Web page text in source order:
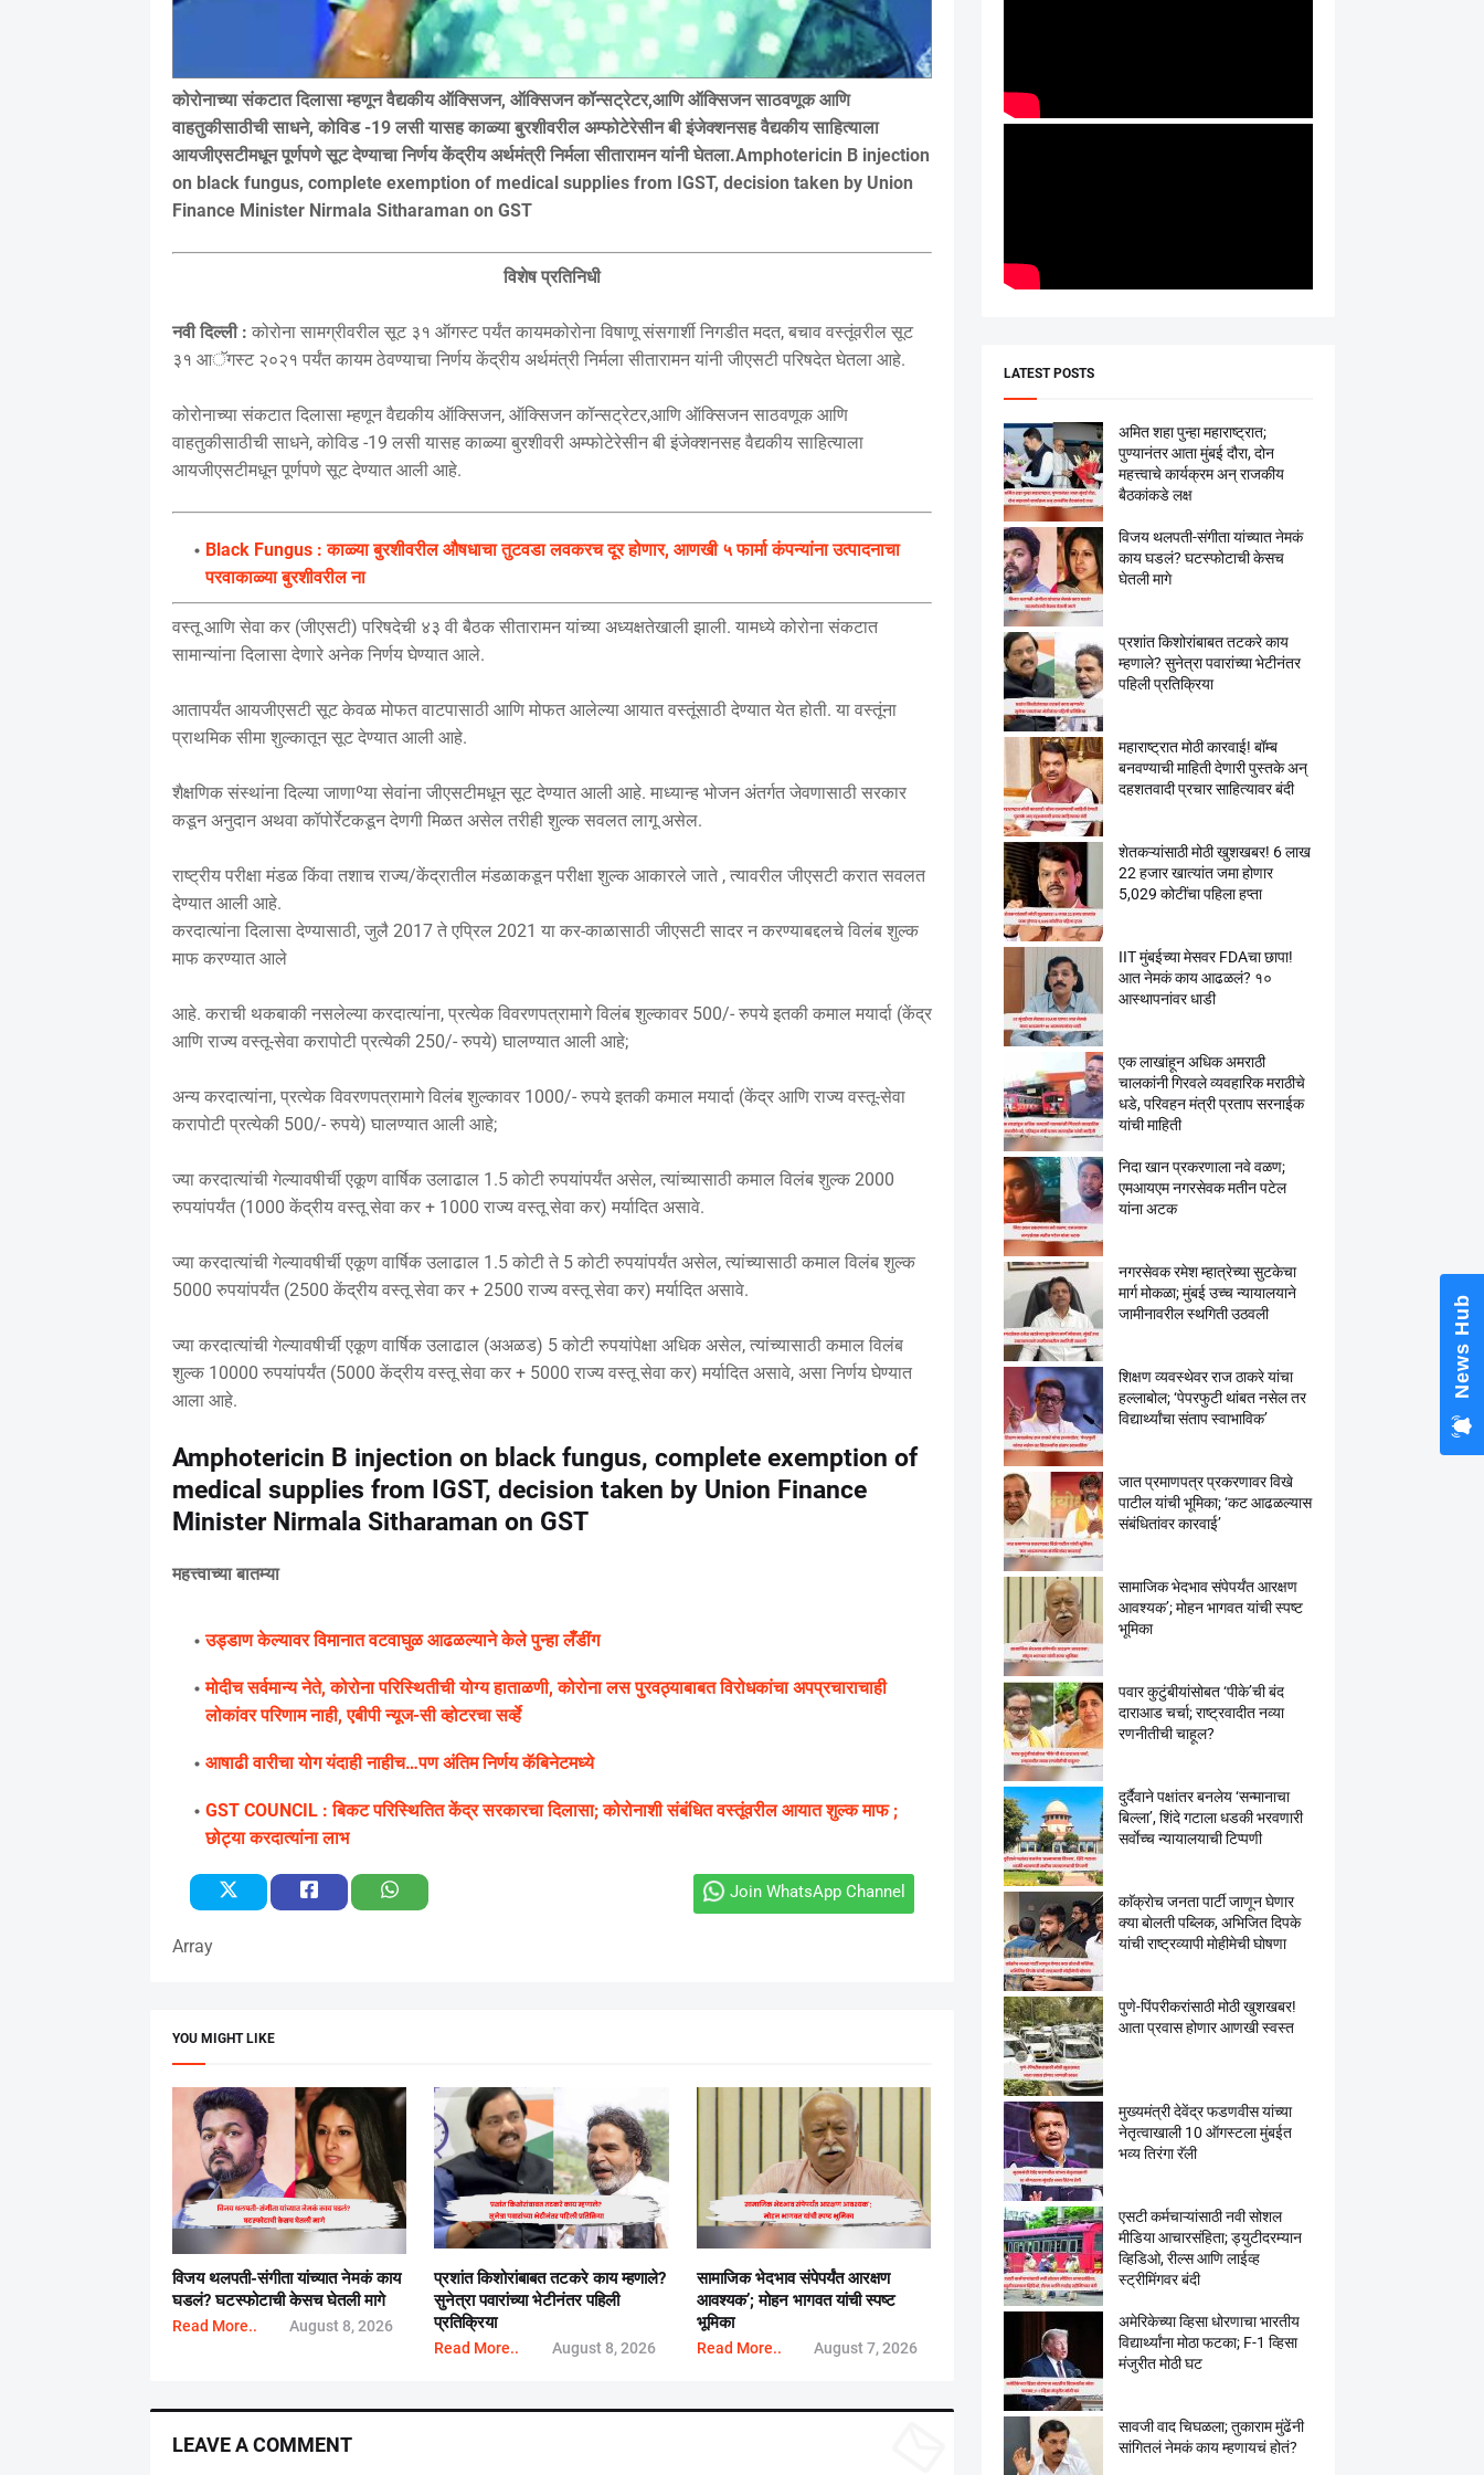
कोरोनाच्या संकटात दिलासा म्हणून वैद्यकीय ऑक्सिजन, ऑक्सिजन कॉन्सट्रेटर,आणि ऑक्सिजन साठवणूक आणि
वाहतुकीसाठीची साधने, कोविड -19 लसी यासह काळ्या बुरशीवरील अम्फोटेरेसीन बी इंजेक्शनसह वैद्यकीय साहित्याला
आयजीएसटीमधून पूर्णपणे सूट देण्याचा निर्णय केंद्रीय अर्थमंत्री निर्मला सीतारामन यांनी घेतला.Amphotericin B injection
on black fungus, complete exemption of medical supplies from IGST, decision taken by Union
Finance Minister Nirmala Sitharaman on GST
विशेष प्रतिनिधी
नवी दिल्ली : कोरोना सामग्रीवरील सूट ३१ ऑगस्ट पर्यंत कायमकोरोना विषाणू संसगार्शी निगडीत मदत, बचाव वस्तूंवरील सूट
३१ आॅगस्ट २०२१ पर्यंत कायम ठेवण्याचा निर्णय केंद्रीय अर्थमंत्री निर्मला सीतारामन यांनी जीएसटी परिषदेत घेतला आहे.
कोरोनाच्या संकटात दिलासा म्हणून वैद्यकीय ऑक्सिजन, ऑक्सिजन कॉन्सट्रेटर,आणि ऑक्सिजन साठवणूक आणि
वाहतुकीसाठीची साधने, कोविड -19 लसी यासह काळ्या बुरशीवरी अम्फोटेरेसीन बी इंजेक्शनसह वैद्यकीय साहित्याला
आयजीएसटीमधून पूर्णपणे सूट देण्यात आली आहे.
Black Fungus : काळ्या बुरशीवरील औषधाचा तुटवडा लवकरच दूर होणार, आणखी ५ फार्मा कंपन्यांना उत्पादनाचा
परवाकाळ्या बुरशीवरील ना
वस्तू आणि सेवा कर (जीएसटी) परिषदेची ४३ वी बैठक सीतारामन यांच्या अध्यक्षतेखाली झाली. यामध्ये कोरोना संकटात
सामान्यांना दिलासा देणारे अनेक निर्णय घेण्यात आले.
आतापर्यंत आयजीएसटी सूट केवळ मोफत वाटपासाठी आणि मोफत आलेल्या आयात वस्तूंसाठी देण्यात येत होती. या वस्तूंना
प्राथमिक सीमा शुल्कातून सूट देण्यात आली आहे.
शैक्षणिक संस्थांना दिल्या जाणाºया सेवांना जीएसटीमधून सूट देण्यात आली आहे. माध्यान्ह भोजन अंतर्गत जेवणासाठी सरकार
कडून अनुदान अथवा कॉपोर्रेटकडून देणगी मिळत असेल तरीही शुल्क सवलत लागू असेल.
राष्ट्रीय परीक्षा मंडळ किंवा तशाच राज्य/केंद्रातील मंडळाकडून परीक्षा शुल्क आकारले जाते , त्यावरील जीएसटी करात सवलत
देण्यात आली आहे.
करदात्यांना दिलासा देण्यासाठी, जुलै 2017 ते एप्रिल 2021 या कर-काळासाठी जीएसटी सादर न करण्याबद्दलचे विलंब शुल्क
माफ करण्यात आले
आहे. कराची थकबाकी नसलेल्या करदात्यांना, प्रत्येक विवरणपत्रामागे विलंब शुल्कावर 500/- रुपये इतकी कमाल मयार्दा (केंद्र
आणि राज्य वस्तू-सेवा करापोटी प्रत्येकी 250/- रुपये) घालण्यात आली आहे;
अन्य करदात्यांना, प्रत्येक विवरणपत्रामागे विलंब शुल्कावर 1000/- रुपये इतकी कमाल मयार्दा (केंद्र आणि राज्य वस्तू-सेवा
करापोटी प्रत्येकी 500/- रुपये) घालण्यात आली आहे;
ज्या करदात्यांची गेल्यावषीर्ची एकूण वार्षिक उलाढाल 1.5 कोटी रुपयांपर्यंत असेल, त्यांच्यासाठी कमाल विलंब शुल्क 2000
रुपयांपर्यंत (1000 केंद्रीय वस्तू सेवा कर + 1000 राज्य वस्तू सेवा कर) मर्यादित असावे.
ज्या करदात्यांची गेल्यावषीर्ची एकूण वार्षिक उलाढाल 1.5 कोटी ते 5 कोटी रुपयांपर्यंत असेल, त्यांच्यासाठी कमाल विलंब शुल्क
5000 रुपयांपर्यंत (2500 केंद्रीय वस्तू सेवा कर + 2500 राज्य वस्तू सेवा कर) मर्यादित असावे.
ज्या करदात्यांची गेल्यावषीर्ची एकूण वार्षिक उलाढाल (अअळड) 5 कोटी रुपयांपेक्षा अधिक असेल, त्यांच्यासाठी कमाल विलंब
शुल्क 10000 रुपयांपर्यंत (5000 केंद्रीय वस्तू सेवा कर + 5000 राज्य वस्तू सेवा कर) मर्यादित असावे, असा निर्णय घेण्यात
आला आहे.
Amphotericin B injection on black fungus, complete exemption of
medical supplies from IGST, decision taken by Union Finance
Minister Nirmala Sitharaman on GST
महत्त्वाच्या बातम्या
उड्डाण केल्यावर विमानात वटवाघुळ आढळल्याने केले पुन्हा लॅँडींग
मोदीच सर्वमान्य नेते, कोरोना परिस्थितीची योग्य हाताळणी, कोरोना लस पुरवठ्याबाबत विरोधकांचा अपप्रचाराचाही
लोकांवर परिणाम नाही, एबीपी न्यूज-सी व्होटरचा सर्व्हे
आषाढी वारीचा योग यंदाही नाहीच…पण अंतिम निर्णय कॅबिनेटमध्ये
GST COUNCIL : बिकट परिस्थितित केंद्र सरकारचा दिलासा; कोरोनाशी संबंधित वस्तूंवरील आयात शुल्क माफ ;
छोट्या करदात्यांना लाभ
Join WhatsApp Channel
Array
YOU MIGHT LIKE
विजय थलपती-संगीता यांच्यात नेमकं काय
घडलं? घटस्फोटाची केसच घेतली मागे
Read More.. August 8, 2026
प्रशांत किशोरांबाबत तटकरे काय म्हणाले?
सुनेत्रा पवारांच्या भेटीनंतर पहिली
प्रतिक्रिया
Read More.. August 8, 2026
सामाजिक भेदभाव संपेपर्यंत आरक्षण
आवश्यक’; मोहन भागवत यांची स्पष्ट
भूमिका
Read More.. August 7, 2026
LEAVE A COMMENT
LATEST POSTS
अमित शहा पुन्हा महाराष्ट्रात;
पुण्यानंतर आता मुंबई दौरा, दोन
महत्त्वाचे कार्यक्रम अन् राजकीय
बैठकांकडे लक्ष
विजय थलपती-संगीता यांच्यात नेमकं
काय घडलं? घटस्फोटाची केसच
घेतली मागे
प्रशांत किशोरांबाबत तटकरे काय
म्हणाले? सुनेत्रा पवारांच्या भेटीनंतर
पहिली प्रतिक्रिया
महाराष्ट्रात मोठी कारवाई! बॉम्ब
बनवण्याची माहिती देणारी पुस्तके अन्
दहशतवादी प्रचार साहित्यावर बंदी
शेतकऱ्यांसाठी मोठी खुशखबर! 6 लाख
22 हजार खात्यांत जमा होणार
5,029 कोटींचा पहिला हप्ता
IIT मुंबईच्या मेसवर FDAचा छापा!
आत नेमकं काय आढळलं? १०
आस्थापनांवर धाडी
एक लाखांहून अधिक अमराठी
चालकांनी गिरवले व्यवहारिक मराठीचे
धडे, परिवहन मंत्री प्रताप सरनाईक
यांची माहिती
निदा खान प्रकरणाला नवे वळण;
एमआयएम नगरसेवक मतीन पटेल
यांना अटक
नगरसेवक रमेश म्हात्रेच्या सुटकेचा
मार्ग मोकळा; मुंबई उच्च न्यायालयाने
जामीनावरील स्थगिती उठवली
शिक्षण व्यवस्थेवर राज ठाकरे यांचा
हल्लाबोल; ‘पेपरफुटी थांबत नसेल तर
विद्यार्थ्यांचा संताप स्वाभाविक’
जात प्रमाणपत्र प्रकरणावर विखे
पाटील यांची भूमिका; ‘कट आढळल्यास
संबंधितांवर कारवाई’
सामाजिक भेदभाव संपेपर्यंत आरक्षण
आवश्यक’; मोहन भागवत यांची स्पष्ट
भूमिका
पवार कुटुंबीयांसोबत ‘पीके’ची बंद
दाराआड चर्चा; राष्ट्रवादीत नव्या
रणनीतीची चाहूल?
दुर्दैवाने पक्षांतर बनलेय ‘सन्मानाचा
बिल्ला’, शिंदे गटाला धडकी भरवणारी
सर्वाेच्च न्यायालयाची टिप्पणी
काॅक्राेच जनता पार्टी जाणून घेणार
क्या बाेलती पब्लिक, अभिजित दिपके
यांची राष्ट्रव्यापी माेहीमेची घाेषणा
पुणे-पिंपरीकरांसाठी मोठी खुशखबर!
आता प्रवास होणार आणखी स्वस्त
मुख्यमंत्री देवेंद्र फडणवीस यांच्या
नेतृत्वाखाली 10 ऑगस्टला मुंबईत
भव्य तिरंगा रॅली
एसटी कर्मचाऱ्यांसाठी नवी सोशल
मीडिया आचारसंहिता; ड्युटीदरम्यान
व्हिडिओ, रील्स आणि लाईव्ह
स्ट्रीमिंगवर बंदी
अमेरिकेच्या व्हिसा धोरणाचा भारतीय
विद्यार्थ्यांना मोठा फटका; F-1 व्हिसा
मंजुरीत मोठी घट
सावजी वाद चिघळला; तुकाराम मुंढेंनी
सांगितलं नेमकं काय म्हणायचं होतं?